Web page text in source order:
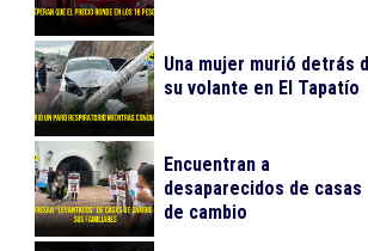
Una mujer murió detrás
su volante en El Tapatío
Encuentran a
desaparecidos de casas
de cambio